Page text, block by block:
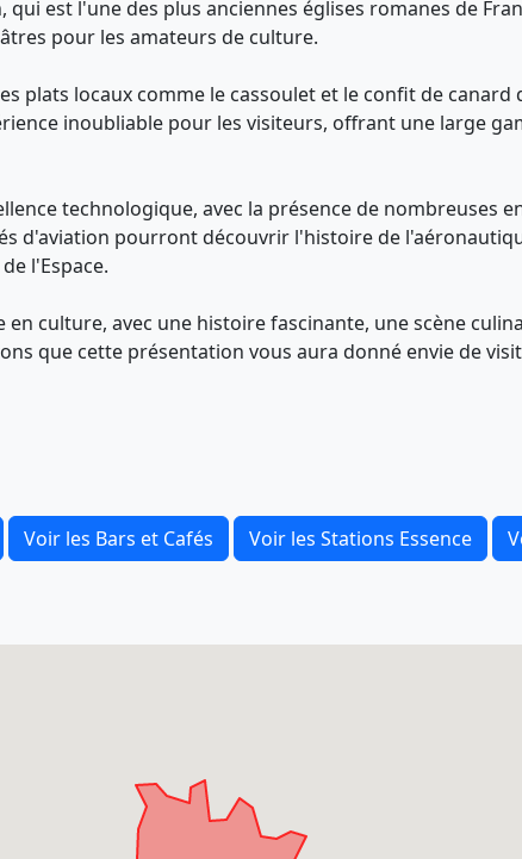
est l'une des plus anciennes églises romanes de
pour les amateurs de culture.
plats locaux comme le cassoulet et le confit de
inoubliable pour les visiteurs, offrant une large
technologique, avec la présence de nombreuses
d'aviation pourront découvrir l'histoire de
l'Espace.
culture, avec une histoire fascinante, une scène
que cette présentation vous aura donné envie de
Voir les Bars et Cafés Voir les Stations Essence